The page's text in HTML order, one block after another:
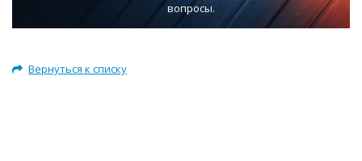
вопросы.
Вернуться к списку